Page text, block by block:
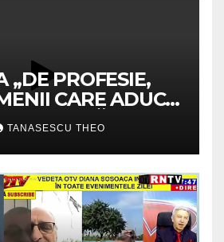
„DE PROFESIE,
CARE ADUC
/
SUCCESULUI
TANASESCU THEO